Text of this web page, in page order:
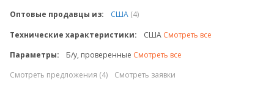
Оптовые продавцы из:
США (4)
Технические характеристики:
США Смотреть все
Параметры:
Б/у, проверенные Смотреть все
Смотреть предложения (4)
Смотреть заявки